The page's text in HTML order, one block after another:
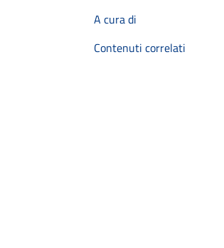
A cura di
Contenuti correlati